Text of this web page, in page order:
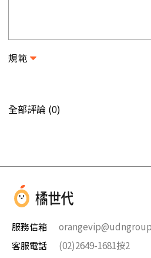
規範
全部評論 (0)
服務信箱
客服電話
(02)2649-1681按2